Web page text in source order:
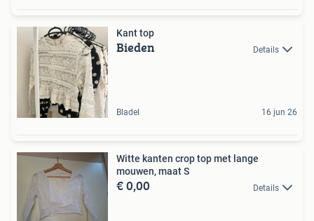
Kant top
Bieden Details
Bladel 16 jun 26
Witte kanten crop top met lange
mouwen, maat S
€ 0,00 Details